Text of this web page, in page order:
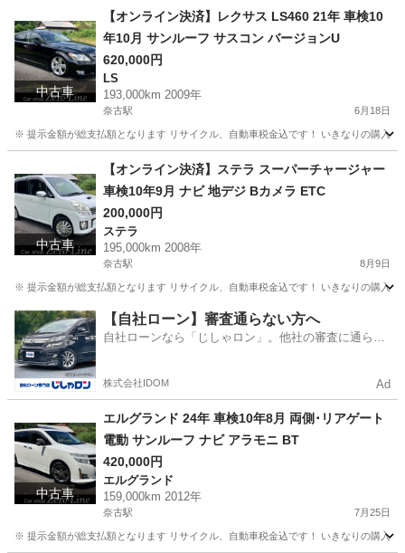
奈古駅 N-WGN ドラレコ
中古車
【オンライン決済】レクサス LS460 21年 車検10
年10月 サンルーフ サスコン バージョンU
620,000円
LS
193,000km 2009年
奈古駅 6月18日
※ 提示金額が総支払額となります リサイクル、自動車税金込です！ いきなりの購入
奈古駅 LS
中古車
【オンライン決済】ステラ スーパーチャージャー
車検10年9月 ナビ 地デジ Bカメラ ETC
200,000円
ステラ
195,000km 2008年
奈古駅 8月9日
※ 提示金額が総支払額となります リサイクル、自動車税金込です！ いきなりの購入
山口 萩市 奈古駅 ステラ
【自社ローン】審査通らない方へ
自社ローンなら「じしゃロン」。他社の審査に通らな
株式会社IDOM Ad
中古車
エルグランド 24年 車検10年8月 両側･リアゲート
電動 サンルーフ ナビ アラモニ BT
420,000円
エルグランド
159,000km 2012年
奈古駅 7月25日
※ 提示金額が総支払額となります リサイクル、自動車税金込です！ いきなりの購入